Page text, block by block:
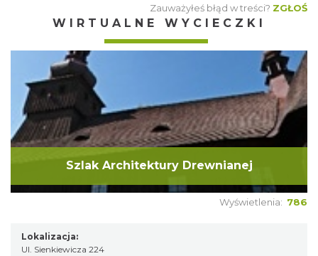
Zauważyłeś błąd w treści? ZGŁOŚ
WIRTUALNE WYCIECZKI
Szlak Architektury Drewnianej
Wyświetlenia: 786
Lokalizacja:
Ul. Sienkiewicza 224